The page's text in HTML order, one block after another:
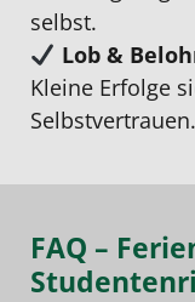
selbst.
Lob &
Kleine Erfolge
Selbstvertrauen.
FAQ –